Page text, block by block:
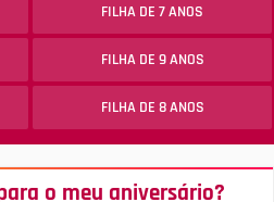
FILHA DE 7 ANOS
FILHA DE 9 ANOS
FILHA DE 8 ANOS
o meu aniversário?